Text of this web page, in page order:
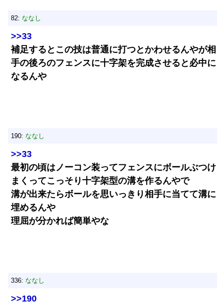
82: ななし
>>33
補足するとこの技は普通に打つとかわせるんやが相
手の後ろのフェンスに十字架を完成させると必中に
なるんや
190: ななし
>>33
最初の頃はノーコン装ってフェンスにボールぶつけ
まくってこっそり十字架型の溝を作るんやで
溝が出来たらボールを思いっきり相手に当てて溝に
埋めるんや
理屈が分かれば簡単やな
336: ななし
>>190